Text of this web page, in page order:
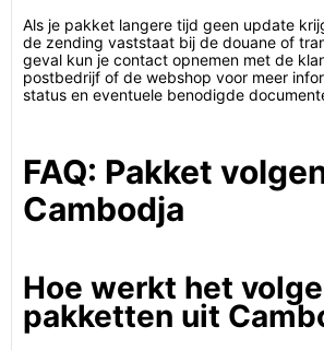
Als je pakket langere tijd geen update
de zending vaststaat bij de douane of
geval kun je contact opnemen met de
postbedrijf of de webshop voor meer
status en eventuele benodigde
FAQ: Pakket
Cambodja
Hoe werkt het
pakketten uit